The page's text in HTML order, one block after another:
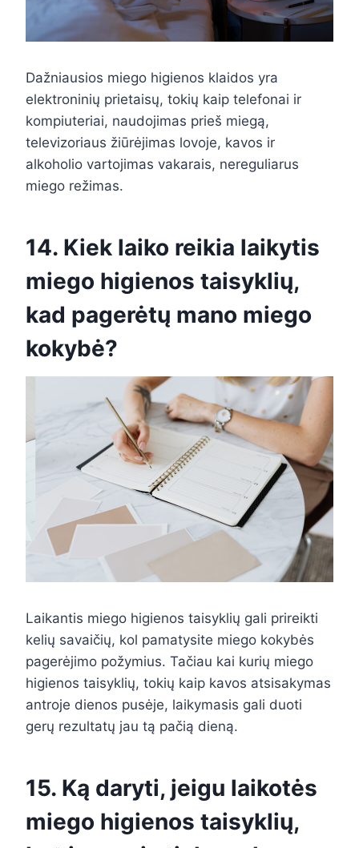
Dažniausios miego higienos klaidos yra
elektroninių prietaisų, tokių kaip telefonai ir
kompiuteriai, naudojimas prieš miegą,
televizoriaus žiūrėjimas lovoje, kavos ir
alkoholio vartojimas vakarais, nereguliarus
miego režimas.
14. Kiek laiko reikia laikytis
miego higienos taisyklių,
kad pagerėtų mano miego
kokybė?
Laikantis miego higienos taisyklių gali prireikti
kelių savaičių, kol pamatysite miego kokybės
pagerėjimo požymius. Tačiau kai kurių miego
higienos taisyklių, tokių kaip kavos atsisakymas
antroje dienos pusėje, laikymasis gali duoti
gerų rezultatų jau tą pačią dieną.
15. Ką daryti, jeigu laikotės
miego higienos taisyklių,